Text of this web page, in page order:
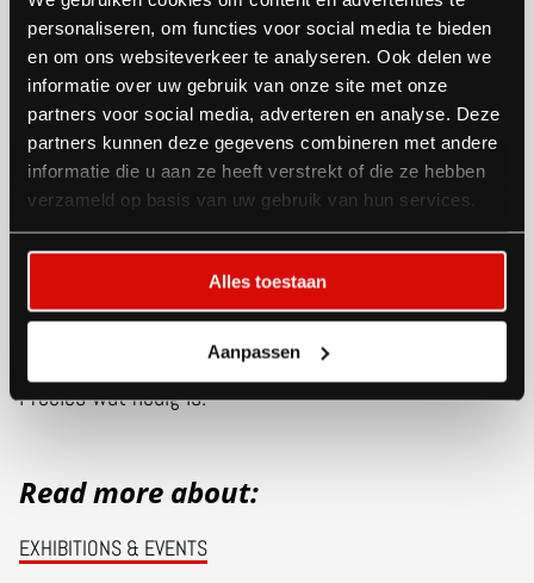
personaliseren, om functies voor social media te bieden
en om ons websiteverkeer te analyseren. Ook delen we
informatie over uw gebruik van onze site met onze
partners voor social media, adverteren en analyse. Deze
partners kunnen deze gegevens combineren met andere
informatie die u aan ze heeft verstrekt of die ze hebben
verzameld op basis van uw gebruik van hun services.
Alles toestaan
Aanpassen
Samen verder bouwen
De komende jaren reist het paviljoen onder meer naar
ECE in Berlijn, Offshore Energy in Amsterdam, Europort
Rotterdam en Transport Logistic München 2025. ‘We
zijn trots dat we deze samenwerking mogen
voortzetten,’ zegt Schaap. ‘Met dit concept geven we
deelnemers een podium én behouden we flexibiliteit.
Precies wat nodig is.’
Read more about:
EXHIBITIONS & EVENTS